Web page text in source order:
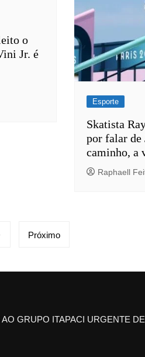
o
Jr. é
Esporte
Skatista
por falar de
caminho, a
Raphaell
Próximo
GRUPO ITAPACI URGENTE